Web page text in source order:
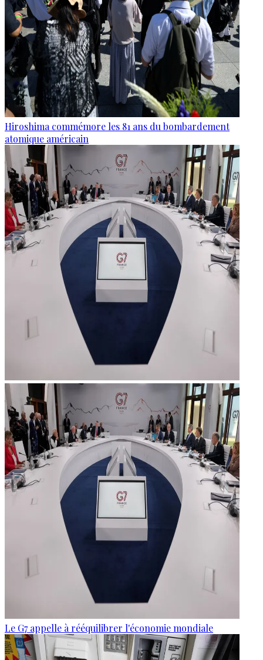
Hiroshima commémore les 81 ans du bombardement
atomique américain
Le G7 appelle à rééquilibrer l'économie mondiale